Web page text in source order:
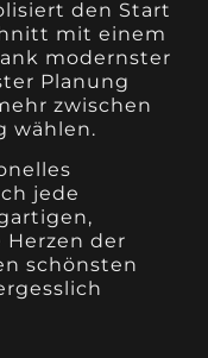
den Start
mit einem
modernster
Planung
zwischen
wählen.
jede
Herzen der
schönsten